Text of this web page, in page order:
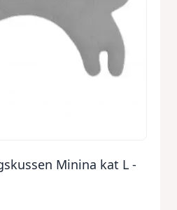
Minina kat L -